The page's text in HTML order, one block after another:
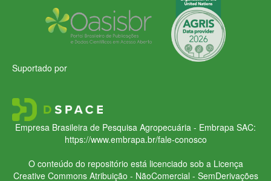
Suportado por
Empresa Brasileira de Pesquisa Agropecuária - Embrapa SAC:
https://www.embrapa.br/fale-conosco
O conteúdo do repositório está licenciado sob a Licença
Creative CommonsAtribuição - NãoComercial - SemDerivações